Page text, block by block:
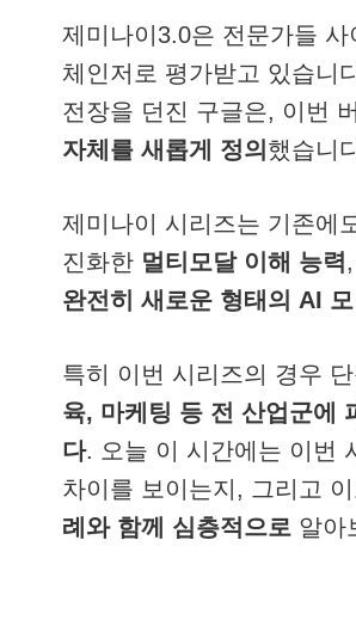
제미나이3.0은 전문가들
체인저로 평가받고 있습니
전장을 던진 구글은, 이번
자체를 새롭게 정의 했습니
제미나이 시리즈는 기존에
진화한 멀티모달 이해 능력,
완전히 새로운 형태의 AI 모
특히 이번 시리즈의 경우
육, 마케팅 등 전 산업군에
다. 오늘 이 시간에는 이번
차이를 보이는지, 그리고
례와 함께 심층적으로 알아